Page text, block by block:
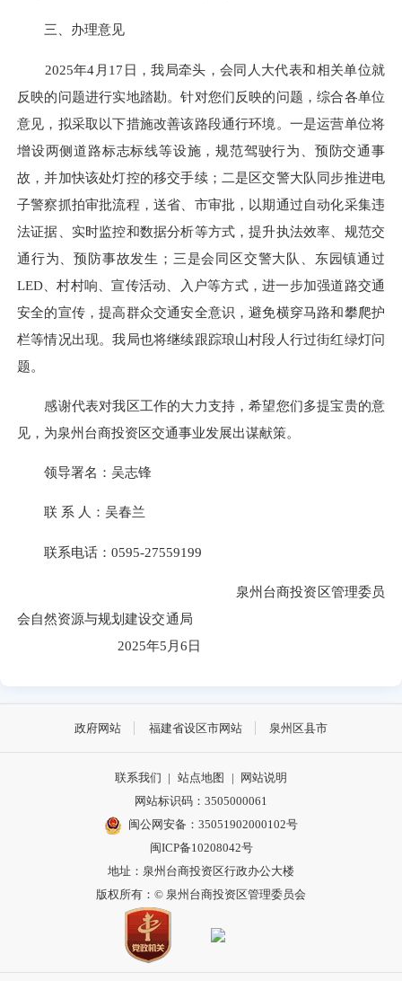
三、办理意见
2025年4月17日，我局牵头，会同人大代表和相关单位就
反映的问题进行实地踏勘。针对您们反映的问题，综合各单位
意见，拟采取以下措施改善该路段通行环境。一是运营单位将
增设两侧道路标志标线等设施，规范驾驶行为、预防交通事
故，并加快该处灯控的移交手续；二是区交警大队同步推进电
子警察抓拍审批流程，送省、市审批，以期通过自动化采集违
法证据、实时监控和数据分析等方式，提升执法效率、规范交
通行为、预防事故发生；三是会同区交警大队、东园镇通过
LED、村村响、宣传活动、入户等方式，进一步加强道路交通
安全的宣传，提高群众交通安全意识，避免横穿马路和攀爬护
栏等情况出现。我局也将继续跟踪琅山村段人行过街红绿灯问
题。
感谢代表对我区工作的大力支持，希望您们多提宝贵的意
见，为泉州台商投资区交通事业发展出谋献策。
领导署名：吴志锋
联 系 人：吴春兰
联系电话：0595-27559199
泉州台商投资区管理委员
会自然资源与规划建设交通局
2025年5月6日
政府网站 福建省设区市网站 泉州区县市
联系我们 | 站点地图 |
网站说明
网站标识码：3505000061
闽公网安备：35051902000102号
闽ICP备10208042号
地址：泉州台商投资区行政办公大楼
版权所有：© 泉州台商投资区管理委员会